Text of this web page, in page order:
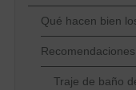
Qué hacen bien
Traje de baño